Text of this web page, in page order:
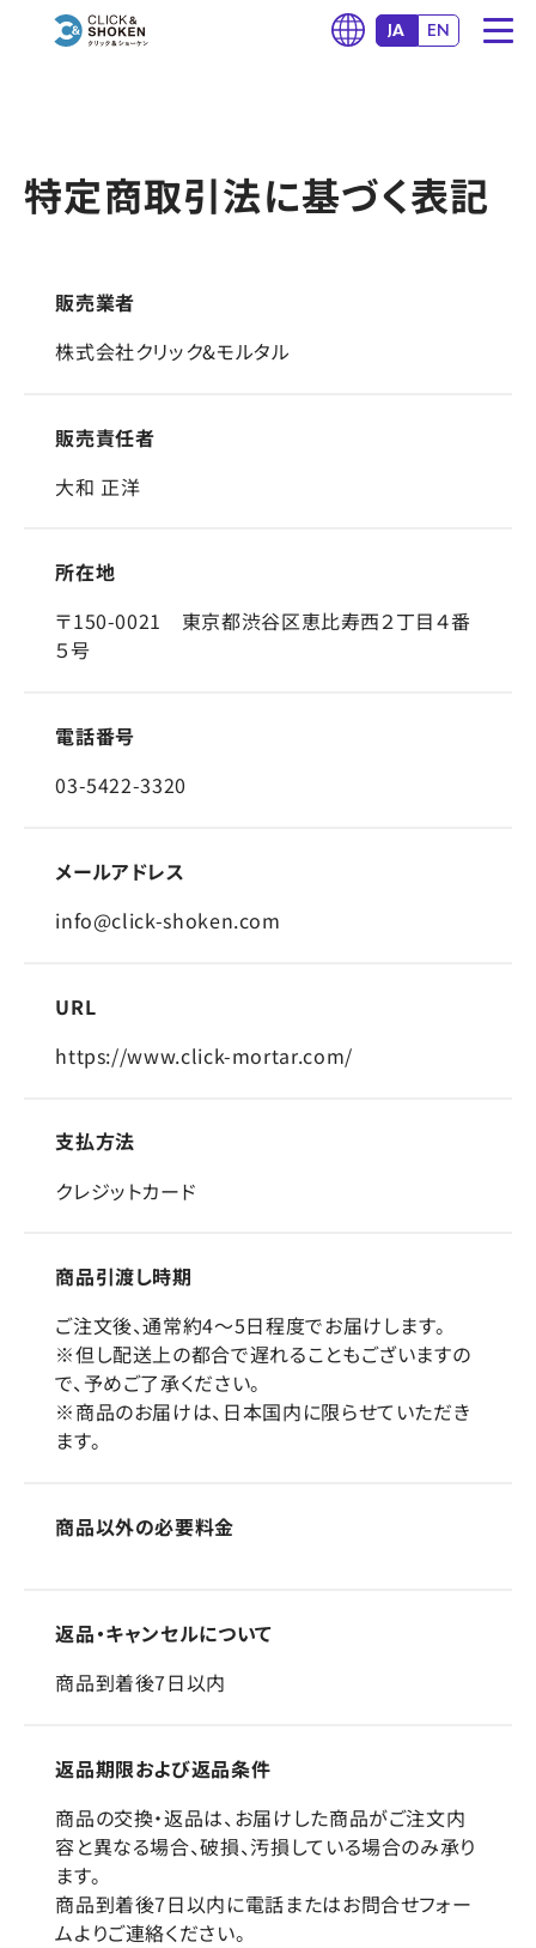
JA EN
特定商取引法に基づく表記
販売業者
株式会社クリック&モルタル
販売責任者
大和 正洋
所在地
〒150-0021 東京都渋谷区恵比寿西２丁目４番
５号
電話番号
03-5422-3320
メールアドレス
info@click-shoken.com
URL
https://www.click-mortar.com/
支払方法
クレジットカード
商品引渡し時期
ご注文後、通常約4～5日程度でお届けします。
※但し配送上の都合で遅れることもございますの
で、予めご了承ください。
※商品のお届けは、日本国内に限らせていただき
ます。
商品以外の必要料金
返品・キャンセルについて
商品到着後7日以内
返品期限および返品条件
商品の交換・返品は、お届けした商品がご注文内
容と異なる場合、破損、汚損している場合のみ承り
ます。
商品到着後7日以内に電話またはお問合せフォー
ムよりご連絡ください。